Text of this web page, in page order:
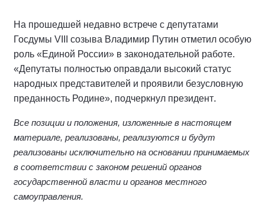
На прошедшей недавно встрече с депутатами
Госдумы VIII созыва Владимир Путин отметил особую
роль «Единой России» в законодательной работе.
«Депутаты полностью оправдали высокий статус
народных представителей и проявили безусловную
преданность Родине», подчеркнул президент.
Все позиции и положения, изложенные в настоящем
материале, реализованы, реализуются и будут
реализованы исключительно на основании принимаемых
в соответствии с законом решений органов
государственной власти и органов местного
самоуправления.